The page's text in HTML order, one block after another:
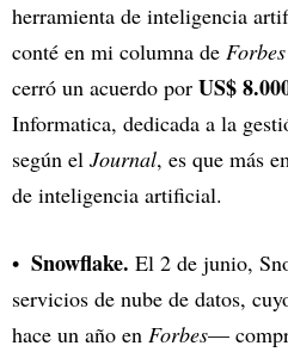
herramienta de inteligencia
conté en mi columna de Forbes
cerró un acuerdo por US$
Informatica, dedicada a la
según el Journal, es que más
de inteligencia artificial.
Snowflake. El 2 de junio,
servicios de nube de datos,
hace un año en Forbes—